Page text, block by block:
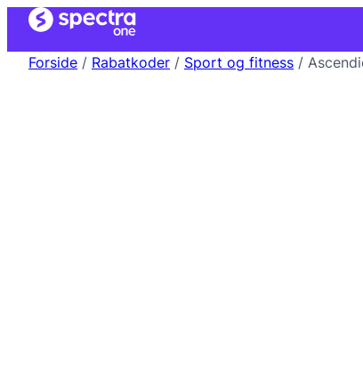
Forside / Rabatkoder / Sport og fitness /